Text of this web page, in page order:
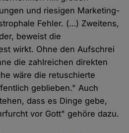
und riesigen Marketing-
Fehler. (…) Zweitens,
beweist die
wirkt. Ohne den Aufschrei
die zahlreichen direkten
wäre die retuschierte
geblieben." Auch
dass es Dinge gebe,
vor Gott" gehöre dazu.